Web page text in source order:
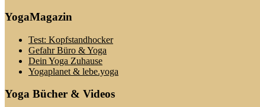
YogaMagazin
Test: Kopfstandhocker
Gefahr Büro & Yoga
Dein Yoga Zuhause
Yogaplanet & lebe.yoga
Yoga Bücher & Videos